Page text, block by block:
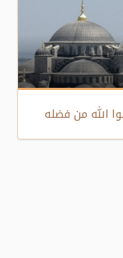
الله من فضله